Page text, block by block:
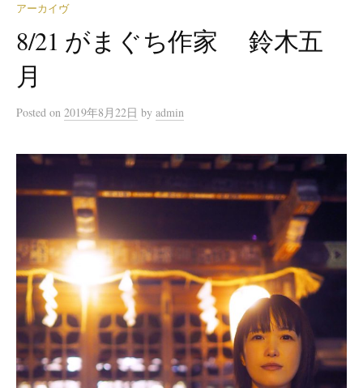
アーカイヴ
8/21 がまぐち作家 鈴木五
月
Posted on 2019年8月22日 by admin